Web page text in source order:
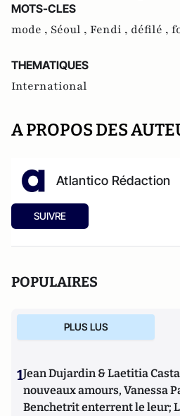
MOTS-CLES
mode , Séoul , Fendi , défilé ,
THEMATIQUES
International
A PROPOS DES
Atlantico Rédaction
SUIVRE
POPULAIRES
PLUS LUS
1Jean Dujardin & Laetitia
nouveaux amours, Vanessa
Benchetrit enterrent le leur;